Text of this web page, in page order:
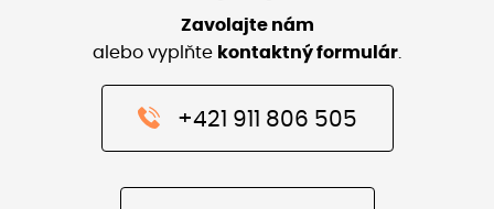
Zavolajte nám
alebo vyplňte kontaktný formulár
+421 911 806 505